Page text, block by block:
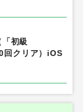
初級
回クリア）iOS